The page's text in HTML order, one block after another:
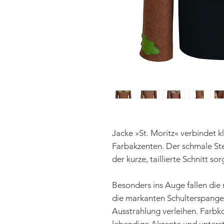
Jacke »St. Moritz« verbindet
Farbakzenten. Der schmale
der kurze, taillierte Schnitt
Besonders ins Auge fallen
die markanten
Ausstrahlung verleihen.